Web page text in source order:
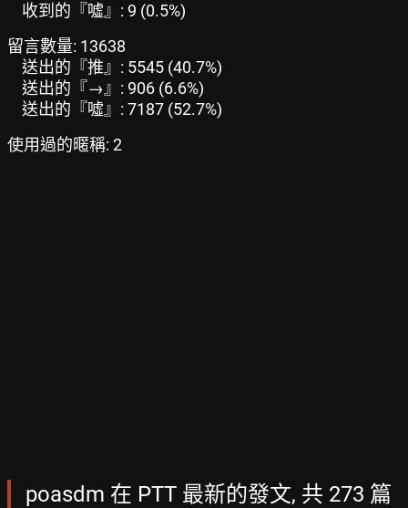
收到的『噓』: 9 (0.5%)
留言數量: 13638
送出的『推』: 5545 (40.7%)
送出的『→』: 906 (6.6%)
送出的『噓』: 7187 (52.7%)
使用過的暱稱: 2
poasdm 在 PTT 最新的發文, 共 273 篇